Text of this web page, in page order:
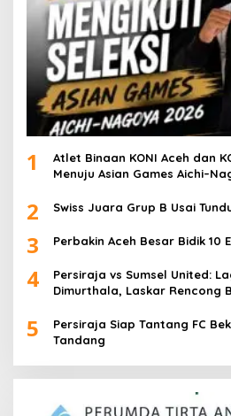
1
Atlet Binaan KONI Aceh dan
Menuju Asian Games
2 Swiss Juara Grup B Usai
3 Perbakin Aceh Besar Bidik 10
4
Persiraja vs Sumsel United:
Dimurthala, Laskar Rencong
5
Persiraja Siap Tantang FC
Tandang